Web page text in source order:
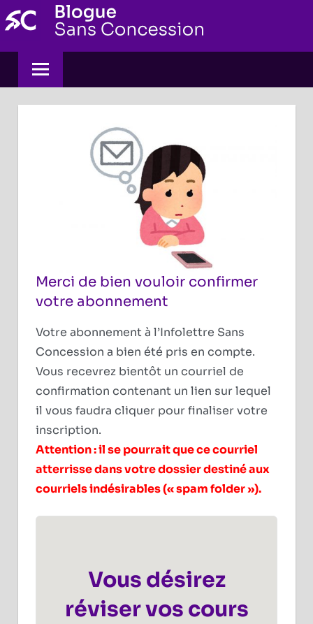
Skip
to
content
Merci de bien vouloir confirmer
votre abonnement
Votre abonnement à l’Infolettre Sans
Concession a bien été pris en compte.
Vous recevrez bientôt un courriel de
confirmation contenant un lien sur lequel
il vous faudra cliquer pour finaliser votre
inscription.
Attention : il se pourrait que ce courriel
atterrisse dans votre dossier destiné aux
courriels indésirables (« spam folder »).
Vous désirez
réviser vos cours